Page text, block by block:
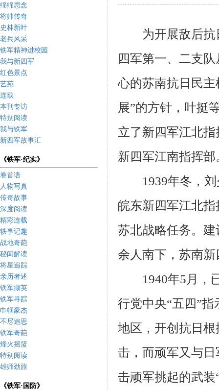
绵绵思念
将帅传奇
史林新叶
老兵风采
铁军精神进校园
我与新四军
红色景点
艺苑
连载
本刊专访
特别阅读
我与铁军
新四军故事汇
《铁军·纪实》
卷首语
人物写真
传奇故事
深度阅读
精彩连载
轶事记趣
战地奇葩
秘闻解读
将星追踪
亲历者述
铁军撷英
铁军寻踪
巾帼豪杰
不尽追思
铁军奇葩
烽火摇篮
特别阅读
雄师劲旅
《铁军·国防》
为开展敌后抗
四军第一、二支
心的苏南抗日民
展”的方针，叶挺
立了新四军江北
新四军江南指挥部
1939年冬，
皖东新四军江北
苏北战略任务。
余人南下，苏南
1940年5月，
行党中央“五四”
地区，开创抗日
击，而顽军又与
击顽军挑起的武